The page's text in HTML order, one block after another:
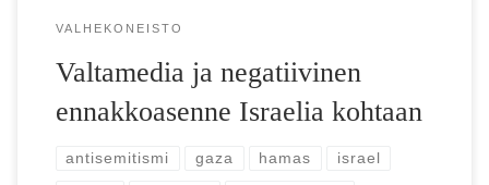
VALHEKONEISTO
Valtamedia ja negatiivinen
ennakkoasenne Israelia kohtaan
antisemitismi gaza hamas israel